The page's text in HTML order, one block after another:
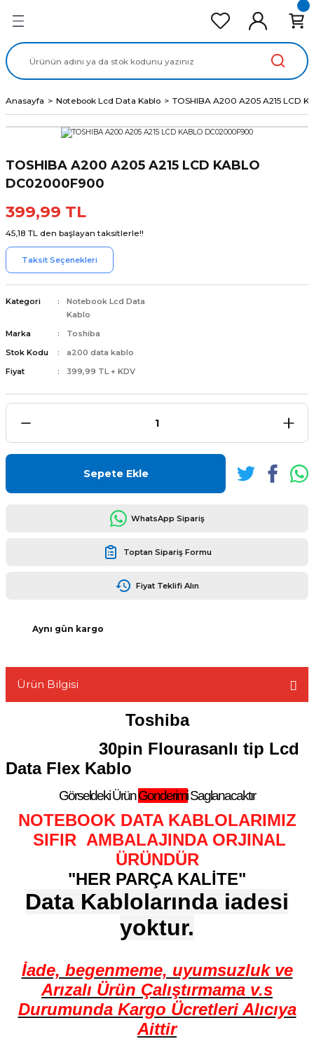
Ekran Panel
Data Kablo
Anasayfa Notebook Lcd Data Kablo TOSHIBA A200 A205 A215 LCD
TOSHIBA A200 A205 A215 LCD KABLO
DC02000F900
399,99 TL
45,18 TL den başlayan taksitlerle!!
Taksit Seçenekleri
Kategori
Notebook Lcd Data
Kablo
Marka
Toshiba
Stok Kodu
a200 data kablo
Fiyat
399,99 TL + KDV
Sepete Ekle
WhatsApp Sipariş
Toptan Sipariş Formu
Fiyat Teklifi Alın
Aynı gün kargo
Ürün Bilgisi
Toshiba
30pin Flourasanlı tip Lcd
Data Flex Kablo
Görseldeki ÜrünGonderimiSaglanacaktır
NOTEBOOK DATA KABLOLARIMIZ
SIFIR AMBALAJINDA ORJINAL
ÜRÜNDÜR
"HER PARÇA KALİTE"
Data Kablolarında iadesi
yoktur.
İade, begenmeme, uyumsuzluk ve
Arızalı Ürün Çalıştırmama v.s
Durumunda Kargo Ücretleri Alıcıya
Aittir